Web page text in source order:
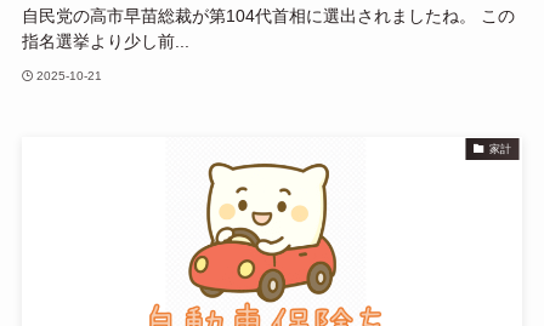
自民党の高市早苗総裁が第104代首相に選出されましたね。 この
指名選挙より少し前...
2025-10-21
家計